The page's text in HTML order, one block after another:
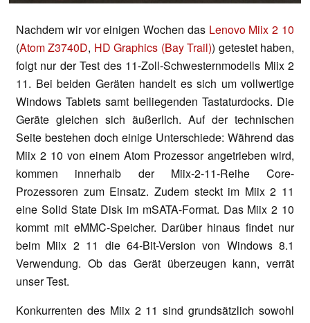
Nachdem wir vor einigen Wochen das Lenovo Miix 2 10
(Atom Z3740D, HD Graphics (Bay Trail)) getestet haben,
folgt nur der Test des 11-Zoll-Schwesternmodells Miix 2
11. Bei beiden Geräten handelt es sich um vollwertige
Windows Tablets samt beiliegenden Tastaturdocks. Die
Geräte gleichen sich äußerlich. Auf der technischen
Seite bestehen doch einige Unterschiede: Während das
Miix 2 10 von einem Atom Prozessor angetrieben wird,
kommen innerhalb der Miix-2-11-Reihe Core-
Prozessoren zum Einsatz. Zudem steckt im Miix 2 11
eine Solid State Disk im mSATA-Format. Das Miix 2 10
kommt mit eMMC-Speicher. Darüber hinaus findet nur
beim Miix 2 11 die 64-Bit-Version von Windows 8.1
Verwendung. Ob das Gerät überzeugen kann, verrät
unser Test.
Konkurrenten des Miix 2 11 sind grundsätzlich sowohl